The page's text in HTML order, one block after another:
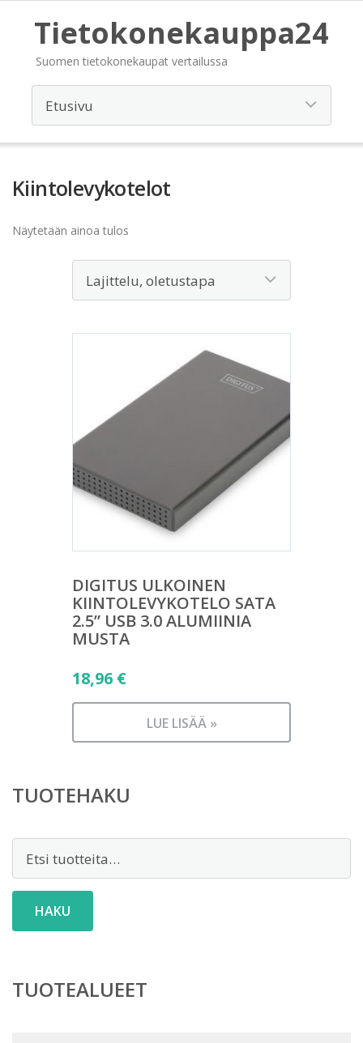
Tietokonekauppa24
Suomen tietokonekaupat vertailussa
Kiintolevykotelot
Näytetään ainoa tulos
DIGITUS ULKOINEN
KIINTOLEVYKOTELO SATA
2.5” USB 3.0 ALUMIINIA
MUSTA
18,96 €
LUE LISÄÄ »
TUOTEHAKU
HAKU
TUOTEALUEET